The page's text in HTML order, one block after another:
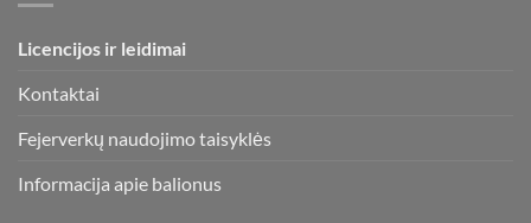
Licencijos ir leidimai
Kontaktai
Fejerverkų naudojimo taisyklės
Informacija apie balionus